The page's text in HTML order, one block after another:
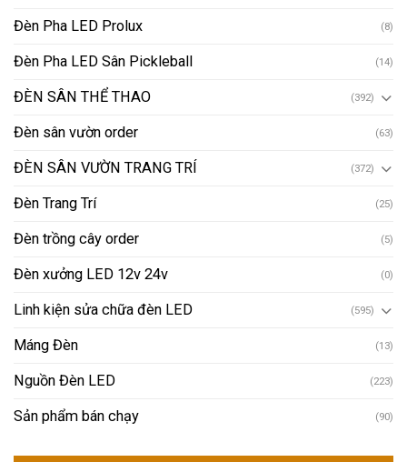
Đèn Pha LED Prolux (8)
Đèn Pha LED Sân Pickleball (14)
ĐÈN SÂN THỂ THAO (392)
Đèn sân vườn order (63)
ĐÈN SÂN VƯỜN TRANG TRÍ (372)
Đèn Trang Trí (25)
Đèn trồng cây order (5)
Đèn xưởng LED 12v 24v (0)
Linh kiện sửa chữa đèn LED (595)
Máng Đèn (13)
Nguồn Đèn LED (223)
Sản phẩm bán chạy (90)